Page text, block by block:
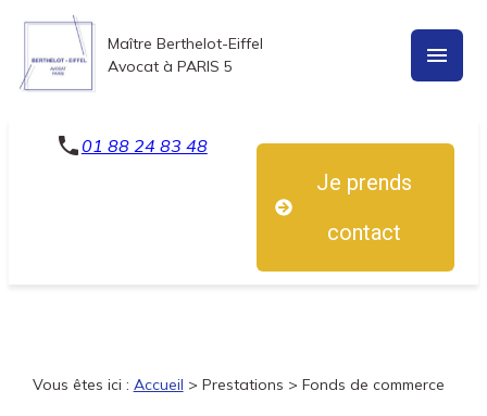
Maître Berthelot-Eiffel
Avocat à PARIS 5
menu
phone 01 88 24 83 48
Je prends
contact
Vous êtes ici : Accueil > Prestations > Fonds de commerce
Panneau de gestion des cookies